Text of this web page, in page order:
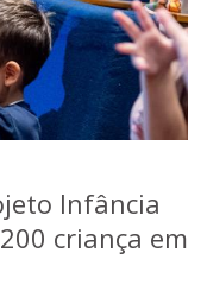
Infância
criança em